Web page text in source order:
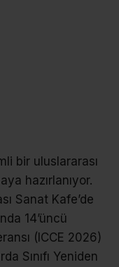
bir uluslararası
hazırlanıyor.
Sanat Kafe’de
14’üncü
(ICCE 2026)
Sınıfı Yeniden